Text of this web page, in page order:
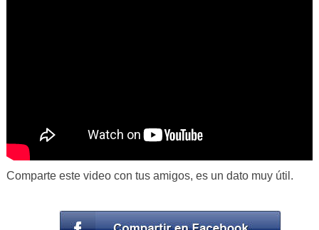
Comparte este video con tus amigos, es un dato muy útil.